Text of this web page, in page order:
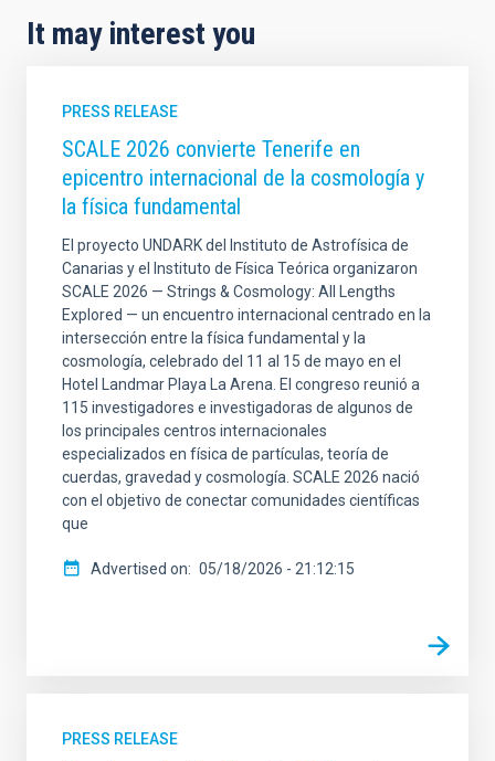
It may interest you
PRESS RELEASE
SCALE 2026 convierte Tenerife en
epicentro internacional de la cosmología y
la física fundamental
El proyecto UNDARK del Instituto de Astrofísica de
Canarias y el Instituto de Física Teórica organizaron
SCALE 2026 — Strings & Cosmology: All Lengths
Explored — un encuentro internacional centrado en la
intersección entre la física fundamental y la
cosmología, celebrado del 11 al 15 de mayo en el
Hotel Landmar Playa La Arena. El congreso reunió a
115 investigadores e investigadoras de algunos de
los principales centros internacionales
especializados en física de partículas, teoría de
cuerdas, gravedad y cosmología. SCALE 2026 nació
con el objetivo de conectar comunidades científicas
que
Advertised on 05/18/2026 - 21:12:15
PRESS RELEASE